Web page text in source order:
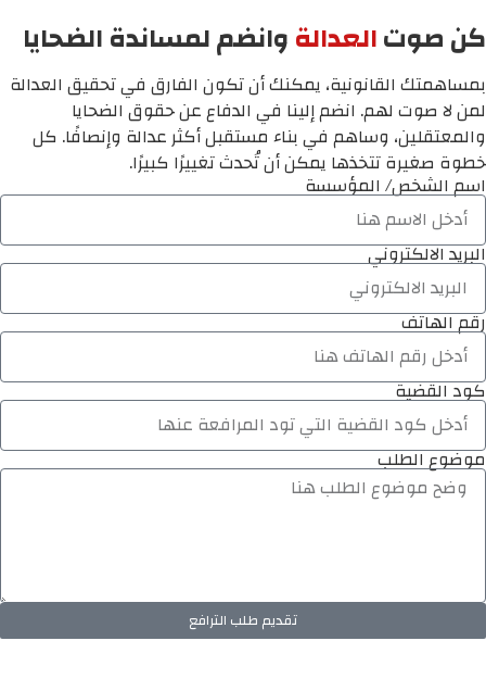
كن صوتالعدالةوانضم لمساندة الضحايا
بمساهمتك القانونية، يمكنك أن تكون الفارق في تحقيق العدالة
لمن لا صوت لهم. انضم إلينا في الدفاع عن حقوق الضحايا
والمعتقلين، وساهم في بناء مستقبل أكثر عدالة وإنصافًا. كل
خطوة صغيرة تتخذها يمكن أن تُحدث تغييرًا كبيرًا.
اسم الشخص/ المؤسسة
البريد الالكتروني
رقم الهاتف
كود القضية
موضوع الطلب
تقديم طلب الترافع